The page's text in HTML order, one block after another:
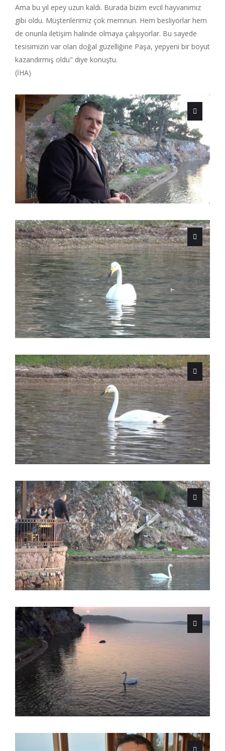
Ama bu yıl epey uzun kaldı. Burada bizim evcil hayvanımız
gibi oldu. Müşterilerimiz çok memnun. Hem besliyorlar hem
de onunla iletişim halinde olmaya çalışıyorlar. Bu sayede
tesisimizin var olan doğal güzelliğine Paşa, yepyeni bir boyut
kazandırmış oldu" diye konuştu.
(İHA)